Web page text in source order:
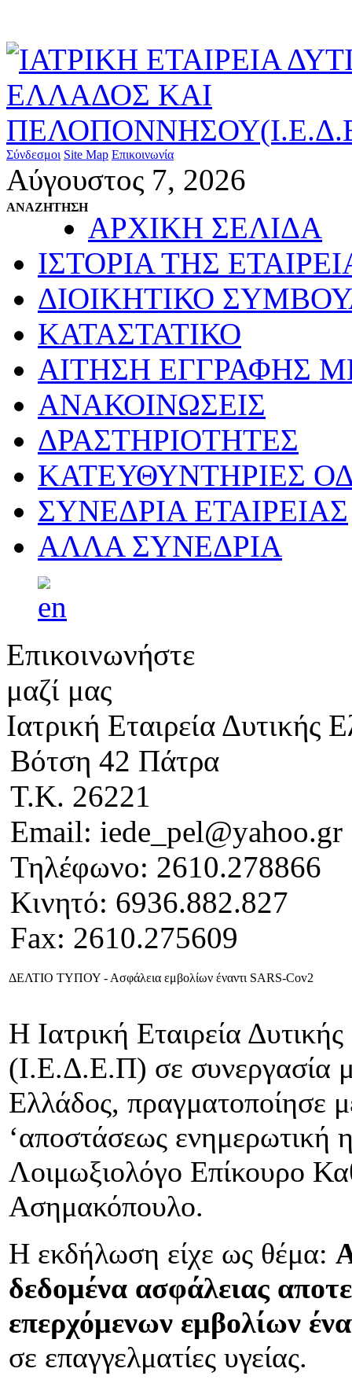
Σύνδεσμοι Site Map Επικοινωνία
Αύγουστος 7, 2026
ΑΝΑΖΗΤΗΣΗ
ΑΡΧΙΚΗ ΣΕΛΙΔΑ
ΙΣΤΟΡΙΑ ΤΗΣ
ΔΙΟΙΚΗΤΙΚΟ
ΚΑΤΑΣΤΑΤΙΚΟ
ΑΙΤΗΣΗ ΕΓΓΡΑΦΗΣ
ΑΝΑΚΟΙΝΩΣΕΙΣ
ΔΡΑΣΤΗΡΙΟΤΗΤΕΣ
ΚΑΤΕΥΘΥΝΤΗΡΙΕΣ
ΣΥΝΕΔΡΙΑ ΕΤΑΙΡΕΙΑΣ
ΑΛΛΑ ΣΥΝΕΔΡΙΑ
Επικοινωνήστε
μαζί μας
Ιατρική Εταιρεία
Βότση 42 Πάτρα
Τ.Κ. 26221
Email: iede_pel@yahoo.gr
Τηλέφωνο: 2610.278866
Κινητό: 6936.882.827
Fax: 2610.275609
ΔΕΛΤΙΟ ΤΥΠΟΥ - Ασφάλεια εμβολίων έναντι SARS-Cov2
Η Ιατρική Εταιρεία
(Ι.Ε.Δ.Ε.Π) σε συνεργασία
Ελλάδος, πραγματοποίησε
‘αποστάσεως ενημερωτική
Λοιμωξιολόγο Επίκουρο
Ασημακόπουλο.
Η εκδήλωση είχε ως θέμα:
δεδομένα ασφάλειας
επερχόμενων εμβολίων
σε επαγγελματίες υγείας.